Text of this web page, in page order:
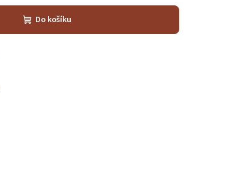
Do košíku